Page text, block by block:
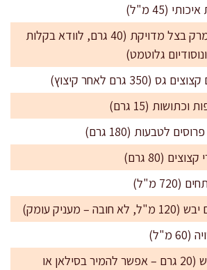
4 כפות אבקת מרק בצל מדויקת (40 גרם, לוודא בקלות
גלוטמט)
1 כף גדושה דבש (20 גרם – אפשר להמיר בסילאן או